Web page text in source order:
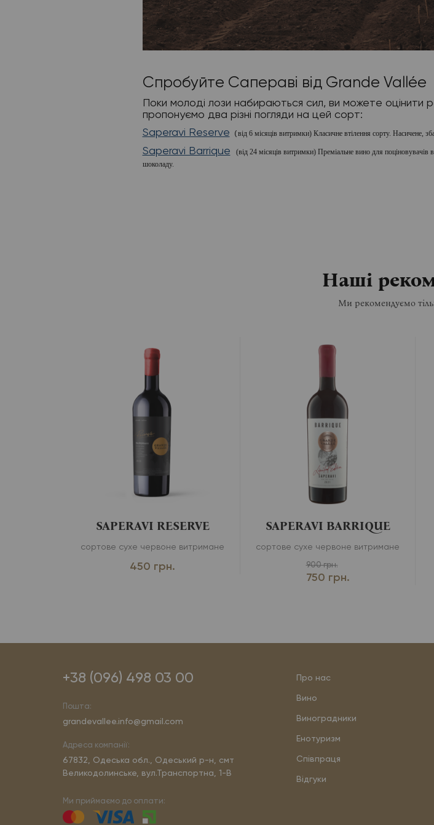
Спробуйте Сапераві від Grande Vallée
Поки молоді лози набираються сил, ви можете оцінити
пропонуємо два різні погляди на цей сорт:
Saperavi Reserve
(від 6 місяців витримки) Класичне втілення сорту. Насичене,
Saperavi Barrique (від 24 місяців витримки) Преміальне вино для поціновувачів
шоколаду.
Наші
Ми рекомендуємо
SAPERAVI RESERVE
сортове сухе червоне витримане
450 грн.
SAPERAVI BARRIQUE
сортове сухе червоне витримане
900 грн.
750 грн.
+38 (096) 498 03 00
Пошта:
grandevallee.info@gmail.com
Адреса компанії:
67832, Одеська обл., Одеський р-н, смт
Великодолинське, вул.Транспортна, 1-В
Ми приймаємо до оплати:
Про нас
Вино
Виноградники
Енотуризм
Співпраця
Відгуки